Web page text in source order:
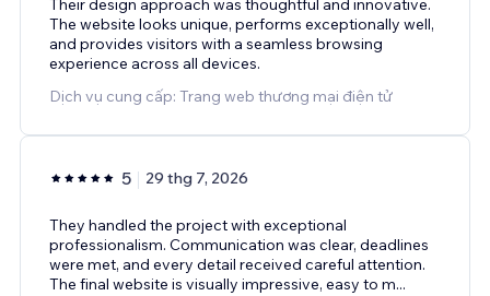
Their design approach was thoughtful and innovative.
The website looks unique, performs exceptionally well,
and provides visitors with a seamless browsing
experience across all devices.
Dịch vụ cung cấp: Trang web thương mại điện tử
5 29 thg 7, 2026
They handled the project with exceptional
professionalism. Communication was clear, deadlines
were met, and every detail received careful attention.
The final website is visually impressive, easy to m...